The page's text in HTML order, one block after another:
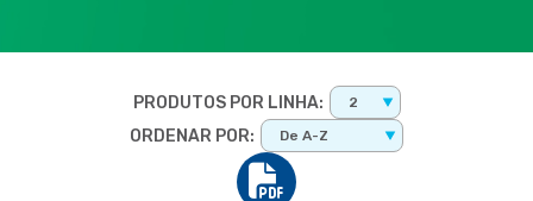
PRODUTOS POR LINHA: 2
ORDENAR POR: De A-Z